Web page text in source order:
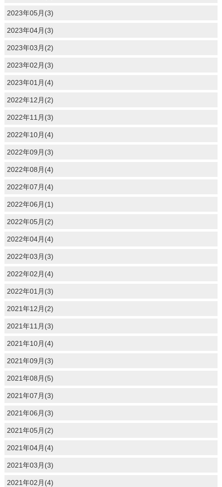
2023年05月(3)
2023年04月(3)
2023年03月(2)
2023年02月(3)
2023年01月(4)
2022年12月(2)
2022年11月(3)
2022年10月(4)
2022年09月(3)
2022年08月(4)
2022年07月(4)
2022年06月(1)
2022年05月(2)
2022年04月(4)
2022年03月(3)
2022年02月(4)
2022年01月(3)
2021年12月(2)
2021年11月(3)
2021年10月(4)
2021年09月(3)
2021年08月(5)
2021年07月(3)
2021年06月(3)
2021年05月(2)
2021年04月(4)
2021年03月(3)
2021年02月(4)